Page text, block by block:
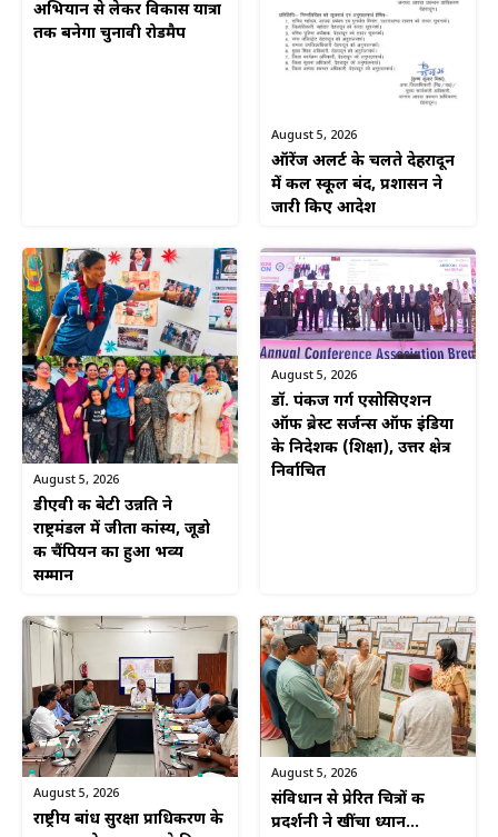
अभियान से लेकर विकास यात्रा
तक बनेगा चुनावी रोडमैप
August 5, 2026
ऑरेंज अलर्ट के चलते देहरादून
में कल स्कूल बंद, प्रशासन ने
जारी किए आदेश
August 5, 2026
डीएवी की बेटी उन्नति ने
राष्ट्रमंडल में जीता कांस्य, जूडो
की चैंपियन का हुआ भव्य
सम्मान
August 5, 2026
डॉ. पंकज गर्ग एसोसिएशन
ऑफ ब्रेस्ट सर्जन्स ऑफ इंडिया
के निदेशक (शिक्षा), उत्तर क्षेत्र
निर्वाचित
August 5, 2026
राष्ट्रीय बांध सुरक्षा प्राधिकरण के
August 5, 2026
संविधान से प्रेरित चित्रों की
प्रदर्शनी ने खींचा ध्यान…